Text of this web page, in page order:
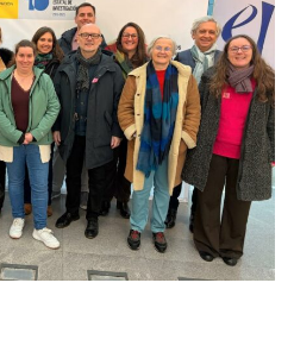
: un échange croisé
d’approche
a mené un projet Erasmus
et centré sur l'éducation
différences entre la France…